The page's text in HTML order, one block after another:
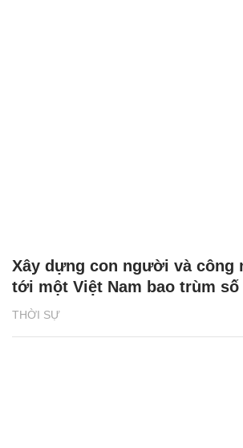
THỜI SỰ
Xây dựng con người và công
tới một Việt Nam bao trùm số